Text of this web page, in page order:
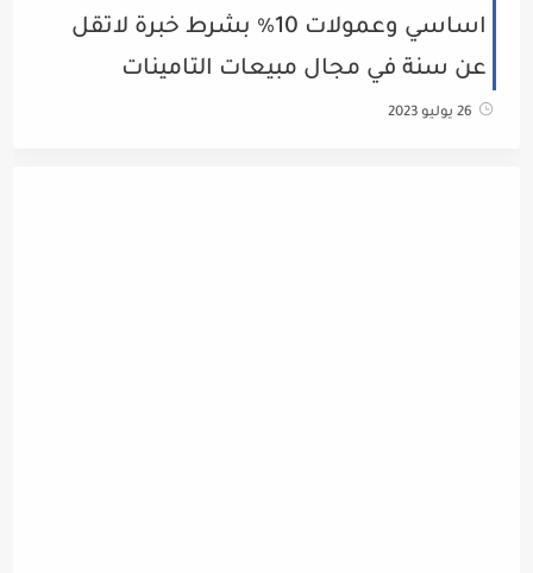
اساسي وعمولات 10٪ بشرط خبرة لاتقل
عن سنة في مجال مبيعات التامينات
26 يوليو 2023